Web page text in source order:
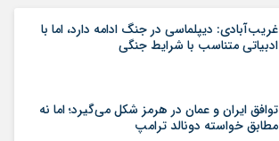
غریب‌آبادی: دیپلماسی در جنگ ادامه دارد، اما با
ادبیاتی متناسب با شرایط جنگی
توافق ایران و عمان در هرمز شکل می‌گیرد؛ اما نه
مطابق خواسته دونالد ترامپ